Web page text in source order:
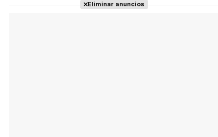
Eliminar anuncios